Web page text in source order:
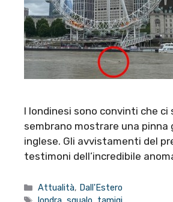
I londinesi sono convinti che
sembrano mostrare una pinna
inglese. Gli avvistamenti del
testimoni dell’incredibile
Categorie
Attualità, Dall'Estero
Tag